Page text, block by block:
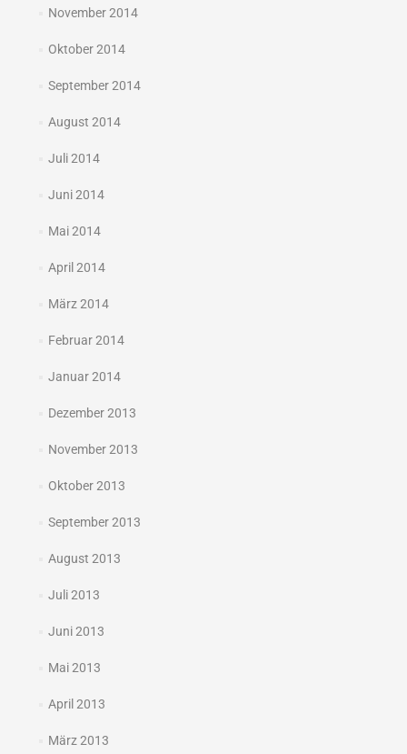
November 2014
Oktober 2014
September 2014
August 2014
Juli 2014
Juni 2014
Mai 2014
April 2014
März 2014
Februar 2014
Januar 2014
Dezember 2013
November 2013
Oktober 2013
September 2013
August 2013
Juli 2013
Juni 2013
Mai 2013
April 2013
März 2013